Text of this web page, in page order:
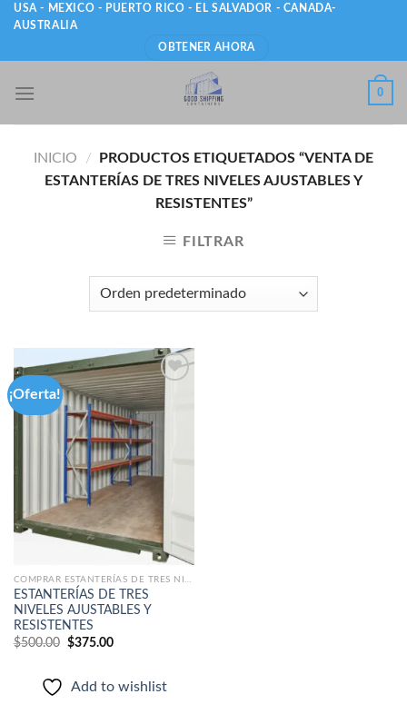
SkipUSA - MEXICO - PUERTO RICO - EL SALVADOR - CANADA-
AUSTRALIA
OBTENER AHORA
0
INICIO /
PRODUCTOS ETIQUETADOS “VENTA DE
ESTANTERÍAS DE TRES NIVELES AJUSTABLES Y
RESISTENTES”
FILTRAR
¡Oferta!
Add to
wishlist
COMPRAR ESTANTERÍAS DE TRES NIVELES AJUSTABLES Y RESISTENTES
ESTANTERÍAS DE TRES
NIVELES AJUSTABLES Y
RESISTENTES
$500.00
El
$500.00.
$375.00El
$375.00.
Add to wishlist